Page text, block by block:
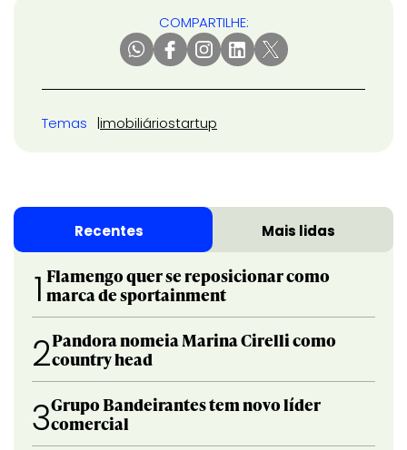
COMPARTILHE:
Temas imobiliáriostartup
Recentes Mais lidas
1 Flamengo quer se reposicionar como
marca de sportainment
2Pandora nomeia Marina Cirelli como
country head
3Grupo Bandeirantes tem novo líder
comercial